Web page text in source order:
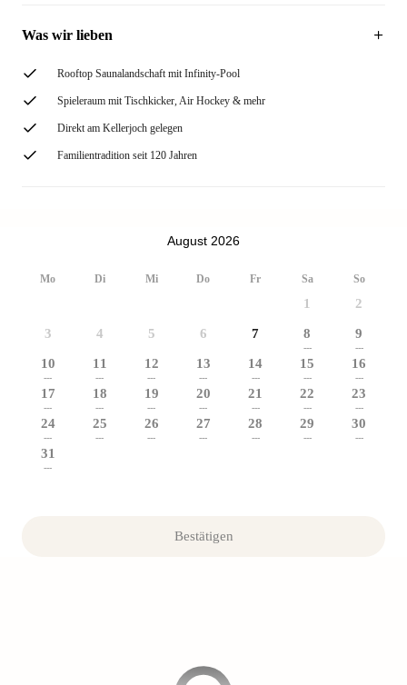
Was wir lieben
Rooftop Saunalandschaft mit Infinity-Pool
Spieleraum mit Tischkicker, Air Hockey & mehr
Direkt am Kellerjoch gelegen
Familientradition seit 120 Jahren
August 2026
Mo Di Mi Do Fr Sa So
1 2
3 4 5 6 7 8
---
9
---
10
---
11
---
12
---
13
---
14
---
15
---
16
---
17
---
18
---
19
---
20
---
21
---
22
---
23
---
24
---
25
---
26
---
27
---
28
---
29
---
30
---
31
---
Bestätigen